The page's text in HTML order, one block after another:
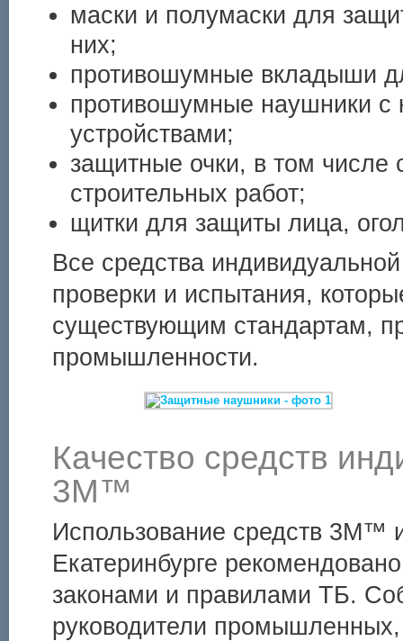
маски и полумаски для
них;
противошумные вкладыши
противошумные наушники
устройствами;
защитные очки, в том числе
строительных работ;
щитки для защиты лица,
Все средства
проверки и испытания,
существующим стандартам,
промышленности.
Качество средств
3М™
Использование средств 3М™
Екатеринбурге
законами и правилами ТБ.
руководители